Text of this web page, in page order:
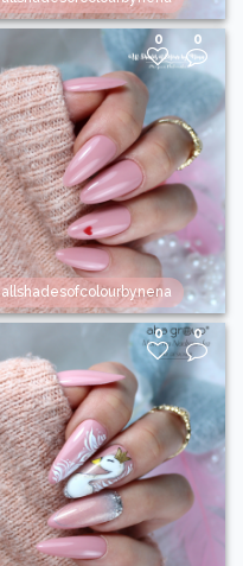
0 0
allshadesofcolourbynena
0 0